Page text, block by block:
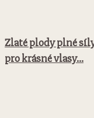
Zlaté plody plné
pro krásné vlasy...